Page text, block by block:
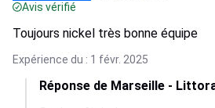
Avis vérifié
Toujours nickel très bonne équipe
Expérience du : 1 févr. 2025
Réponse de Marseille -